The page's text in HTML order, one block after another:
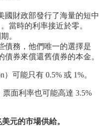
國財政部發行了海量的短中
當時的利率接近於零。
。
債務，他們唯一的選擇是
債券來償還舊債券的本金。
）可能只有 0.5% 或 1%。
票面利率也可能高達 3.5%
元的市場供給。